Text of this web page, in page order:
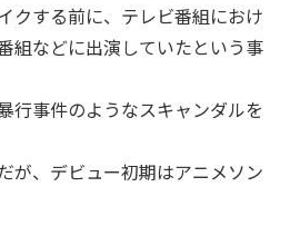
クする前に、テレビ番組におけ
組などに出演していたという事
行事件のようなスキャンダルを
が、デビュー初期はアニメソン